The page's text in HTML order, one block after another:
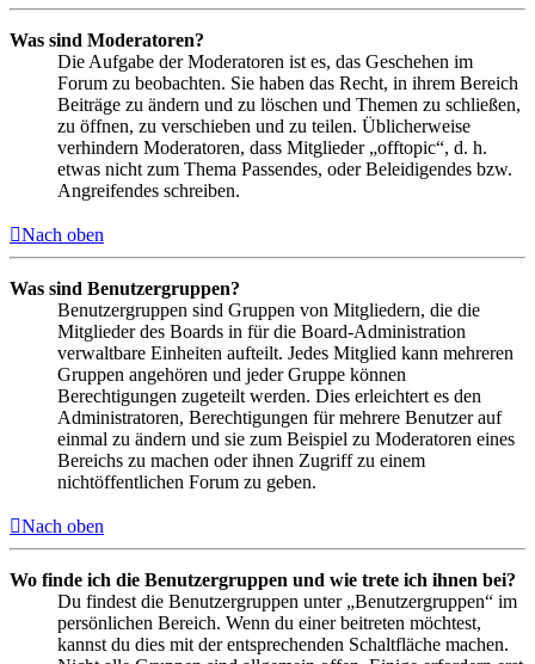
Was sind Moderatoren?
Die Aufgabe der Moderatoren ist es, das Geschehen im
Forum zu beobachten. Sie haben das Recht, in ihrem Bereich
Beiträge zu ändern und zu löschen und Themen zu schließen,
zu öffnen, zu verschieben und zu teilen. Üblicherweise
verhindern Moderatoren, dass Mitglieder „offtopic“, d. h.
etwas nicht zum Thema Passendes, oder Beleidigendes bzw.
Angreifendes schreiben.
Nach oben
Was sind Benutzergruppen?
Benutzergruppen sind Gruppen von Mitgliedern, die die
Mitglieder des Boards in für die Board-Administration
verwaltbare Einheiten aufteilt. Jedes Mitglied kann mehreren
Gruppen angehören und jeder Gruppe können
Berechtigungen zugeteilt werden. Dies erleichtert es den
Administratoren, Berechtigungen für mehrere Benutzer auf
einmal zu ändern und sie zum Beispiel zu Moderatoren eines
Bereichs zu machen oder ihnen Zugriff zu einem
nichtöffentlichen Forum zu geben.
Nach oben
Wo finde ich die Benutzergruppen und wie trete ich ihnen bei?
Du findest die Benutzergruppen unter „Benutzergruppen“ im
persönlichen Bereich. Wenn du einer beitreten möchtest,
kannst du dies mit der entsprechenden Schaltfläche machen.